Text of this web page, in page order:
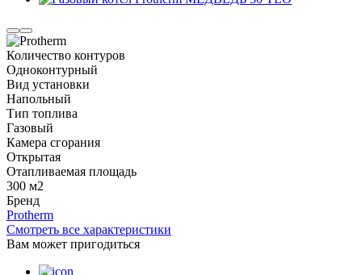
Количество контуров
Одноконтурный
Вид установки
Напольный
Тип топлива
Газовый
Камера сгорания
Открытая
Отапливаемая площадь
300 м2
Бренд
Protherm
Смотреть все характеристики
Вам может пригодиться